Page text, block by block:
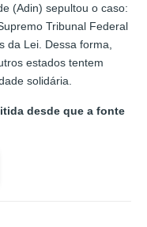
(Adin) sepultou o caso:
Tribunal Federal
da Lei. Dessa forma,
estados tentem
solidária.
desde que a fonte